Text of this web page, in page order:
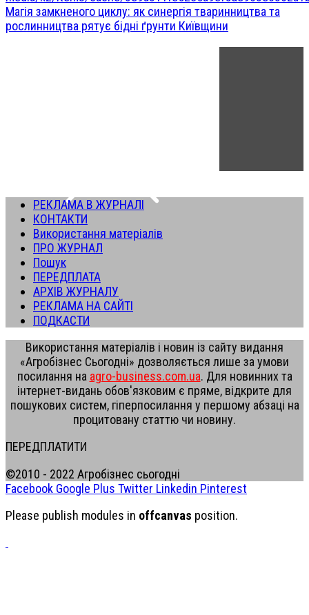
Магія замкненого циклу: як синергія тваринництва та
рослинництва рятує бідні ґрунти Київщини
РЕКЛАМА В ЖУРНАЛІ
КОНТАКТИ
Використання матеріалів
ПРО ЖУРНАЛ
Пошук
ПЕРЕДПЛАТА
АРХІВ ЖУРНАЛУ
РЕКЛАМА НА САЙТІ
ПОДКАСТИ
Використання матеріалів і новин із сайту видання
«Агробізнес Сьогодні» дозволяється лише за умови
посилання на agro-business.com.ua. Для новинних та
інтернет-видань обов'язковим є пряме, відкрите для
пошукових систем, гіперпосилання у першому абзаці на
процитовану статтю чи новину.
ПЕРЕДПЛАТИТИ
©2010 - 2022 Агробізнес сьогодні
Facebook Google Plus Twitter Linkedin Pinterest
Please publish modules in offcanvas position.